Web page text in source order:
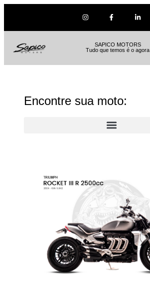
SAPICO MOTORS
Tudo que temos é o agora
Encontre sua moto: